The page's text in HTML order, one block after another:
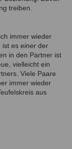
treiben.
immer wieder
ist es einer der
in den Partner ist
vielleicht ein
Viele Paare
immer wieder
aus